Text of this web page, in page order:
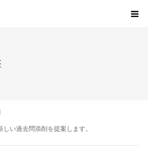
い過去問添削を提案します。